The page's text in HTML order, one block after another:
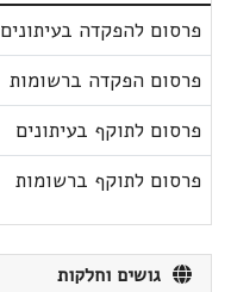
פרסום להפקדה בעיתונים
פרסום הפקדה ברשומות
פרסום לתוקף בעיתונים
פרסום לתוקף ברשומות
גושים וחלקות